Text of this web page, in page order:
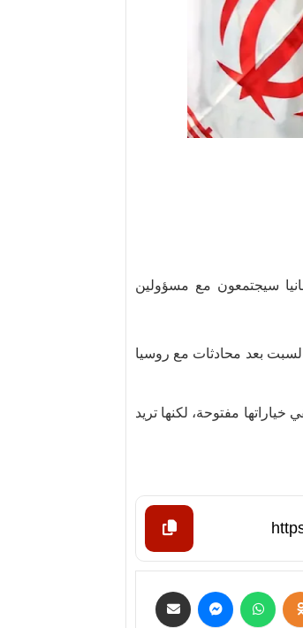
سيجتمعون مع مسؤولين
بعد محادثات مع روسيا
خياراتها مفتوحة، لكنها تريد